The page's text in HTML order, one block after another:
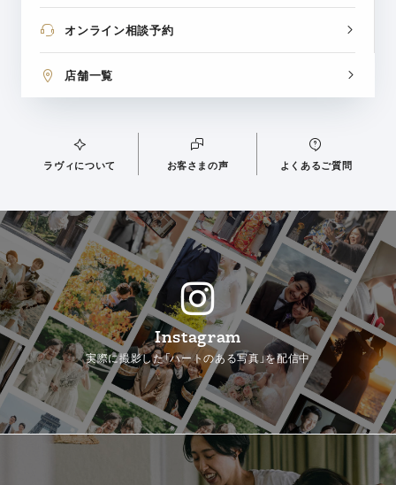
オンライン相談予約
店舗一覧
ラヴィについて お客さまの声 よくあるご質問
Instagram
実際に撮影した「ハートのある写真」を配信中